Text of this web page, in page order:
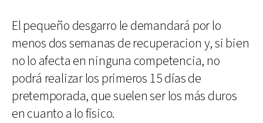
El pequeño desgarro le demandará por lo
menos dos semanas de recuperacion y, si bien
no lo afecta en ninguna competencia, no
podrá realizar los primeros 15 días de
pretemporada, que suelen ser los más duros
en cuanto a lo físico.